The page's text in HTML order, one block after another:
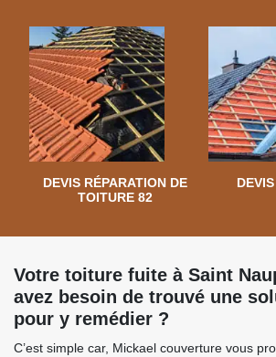
DEVIS RÉPARATION DE
TOITURE 82
Votre toiture fuite à Saint
avez besoin de trouvé une
pour y remédier ?
C’est simple car, Mickael couverture vous